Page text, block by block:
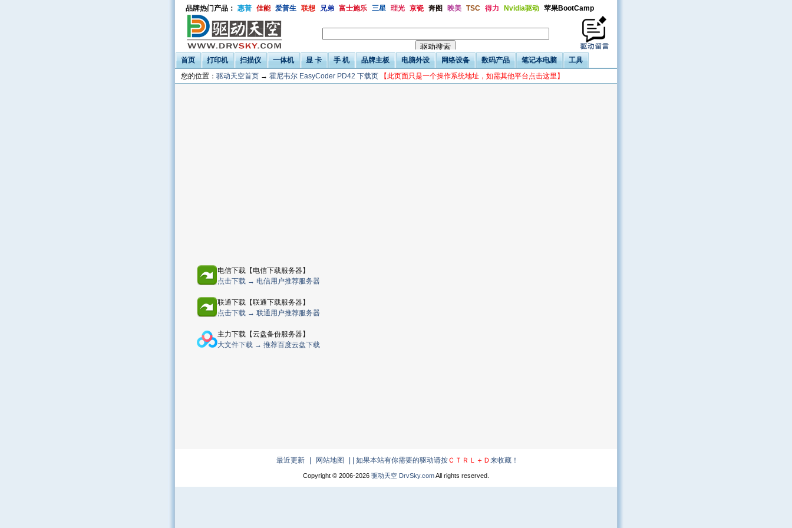
品牌热门产品： 惠普 佳能 爱普生 联想 兄弟 富士施乐 三星 理光 京瓷 奔图 映美 TSC 得力 Nvidia驱动 苹果BootCamp
首页 打印机 扫描仪 一体机 显 卡 手 机 品牌主板 电脑外设 网络设备 数码产品 笔记本电脑
工具
您的位置： 驱动天空首页 → 霍尼韦尔 EasyCoder PD42 下载页 【此页面只是一个操作系统地址，如需其他平台点击这里】
电信下载【电信下载服务器】
点击下载 → 电信用户推荐服务器
联通下载【联通下载服务器】
点击下载 → 联通用户推荐服务器
主力下载【云盘备份服务器】
大文件下载 → 推荐百度云盘下载
最近更新 网站地图 | 如果本站有你需要的驱动请按ＣＴＲＬ＋Ｄ来收藏！
Copyright © 2006-2026 驱动天空 DrvSky.comAll rights reserved.